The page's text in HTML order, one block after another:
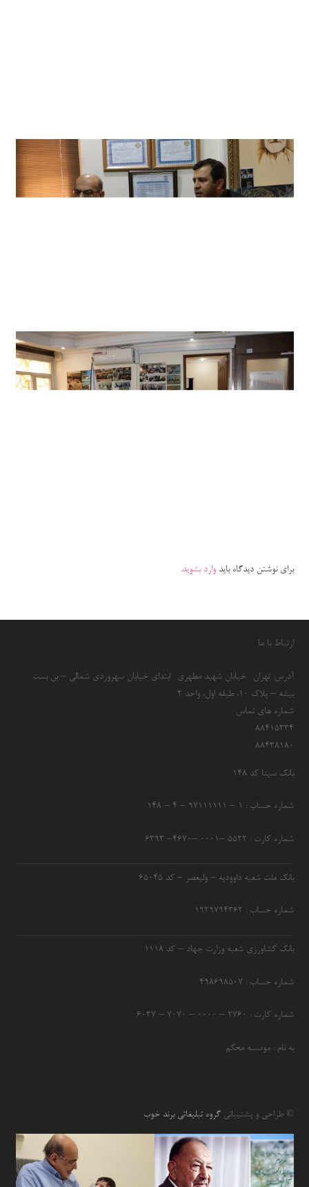
برای نوشتن دیدگاه بایدوارد بشوید.
ارتباط با ما
آدرس: تهران- خیابان شهید مطهری- ابتدای خیابان سهروردی شمالی – بن بست
بیشه – پلاک 10، طبقه اول، واحد 2
شماره های تماس
۸۸۴۱۵۳۳۴
۸۸۴۳۸۱۸۰
بانک سینا کد ۱۴۸
شماره حساب : ۱ – ۹۷۱۱۱۱۱۱ – ۴ – ۱۴۸
شماره کارت : ۵۵۲۲ –۰۰۰۱ –۴۶۷۰– ۶۳۹۳
بانک ملت شعبه داوودیه – ولیعصر – کد ۶۵۰۴۵
شماره حساب : ۱۹۲۹۷۹۴۳۶۲
بانک کشاورزی شعبه وزارت جهاد – کد 1118
شماره حساب : ۴۹۸۶۹۸۵۰۷
شماره کارت : ۲۷۶۰ – ۰۰۰۰ – ۷۰۷۰ – ۶۰۳۷
به نام : موسسه محکم
© طراحی و پشتیبانیگروه تبلیغاتی برند خوب